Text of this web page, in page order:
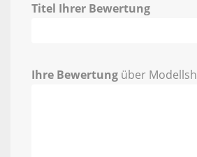
Titel Ihrer Bewertung
Ihre Bewertung über